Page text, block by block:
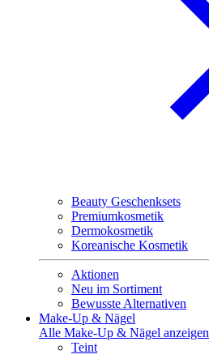
Beauty Geschenksets
Premiumkosmetik
Dermokosmetik
Koreanische Kosmetik
Aktionen
Neu im Sortiment
Bewusste Alternativen
Make-Up & Nägel
Alle Make-Up & Nägel anzeigen
Teint